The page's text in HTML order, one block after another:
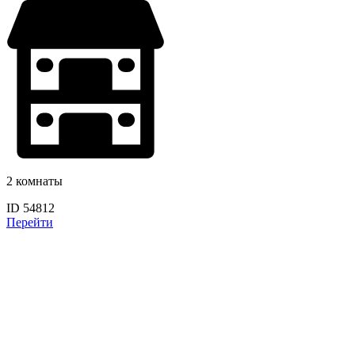
2 комнаты
ID 54812
Перейти